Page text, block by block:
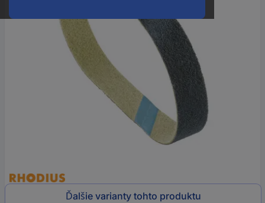
Ďalšie varianty tohto produktu